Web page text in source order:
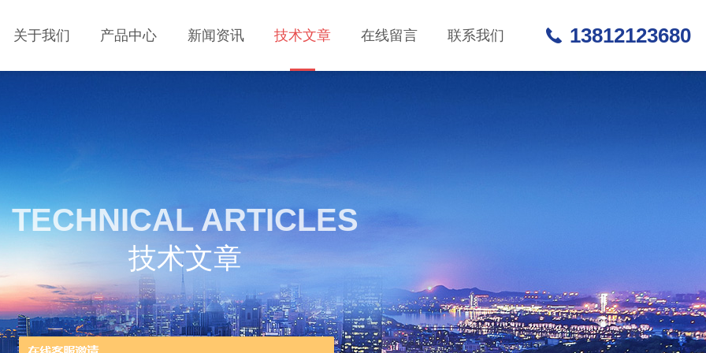
关于我们 产品中心 新闻资讯 技术文章 在线留言 联系我们 13812123680
TECHNICAL ARTICLES
技术文章